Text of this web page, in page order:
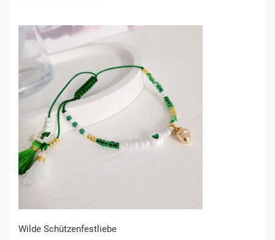
Wilde Schützenfestliebe